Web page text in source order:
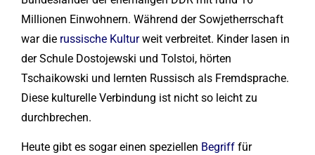
Millionen Einwohnern. Während der Sowjetherrschaft
war die russische Kulturweit verbreitet. Kinder lasen in
der Schule Dostojewski und Tolstoi, hörten
Tschaikowski und lernten Russisch als Fremdsprache.
Diese kulturelle Verbindung ist nicht so leicht zu
durchbrechen.
Heute gibt es sogar einen speziellen Begriff für